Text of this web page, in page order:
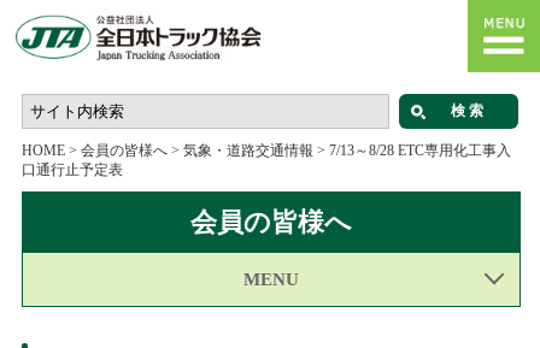
HOME> 会員の皆様へ> 気象・道路交通情報 > 7/13～8/28 ETC専用化工事入
口通行止予定表
会員の皆様へ
MENU